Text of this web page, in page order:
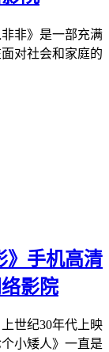
非》是一部充满
对社会和家庭的
》手机高清
影院
世纪30年代上映
小矮人》一直是